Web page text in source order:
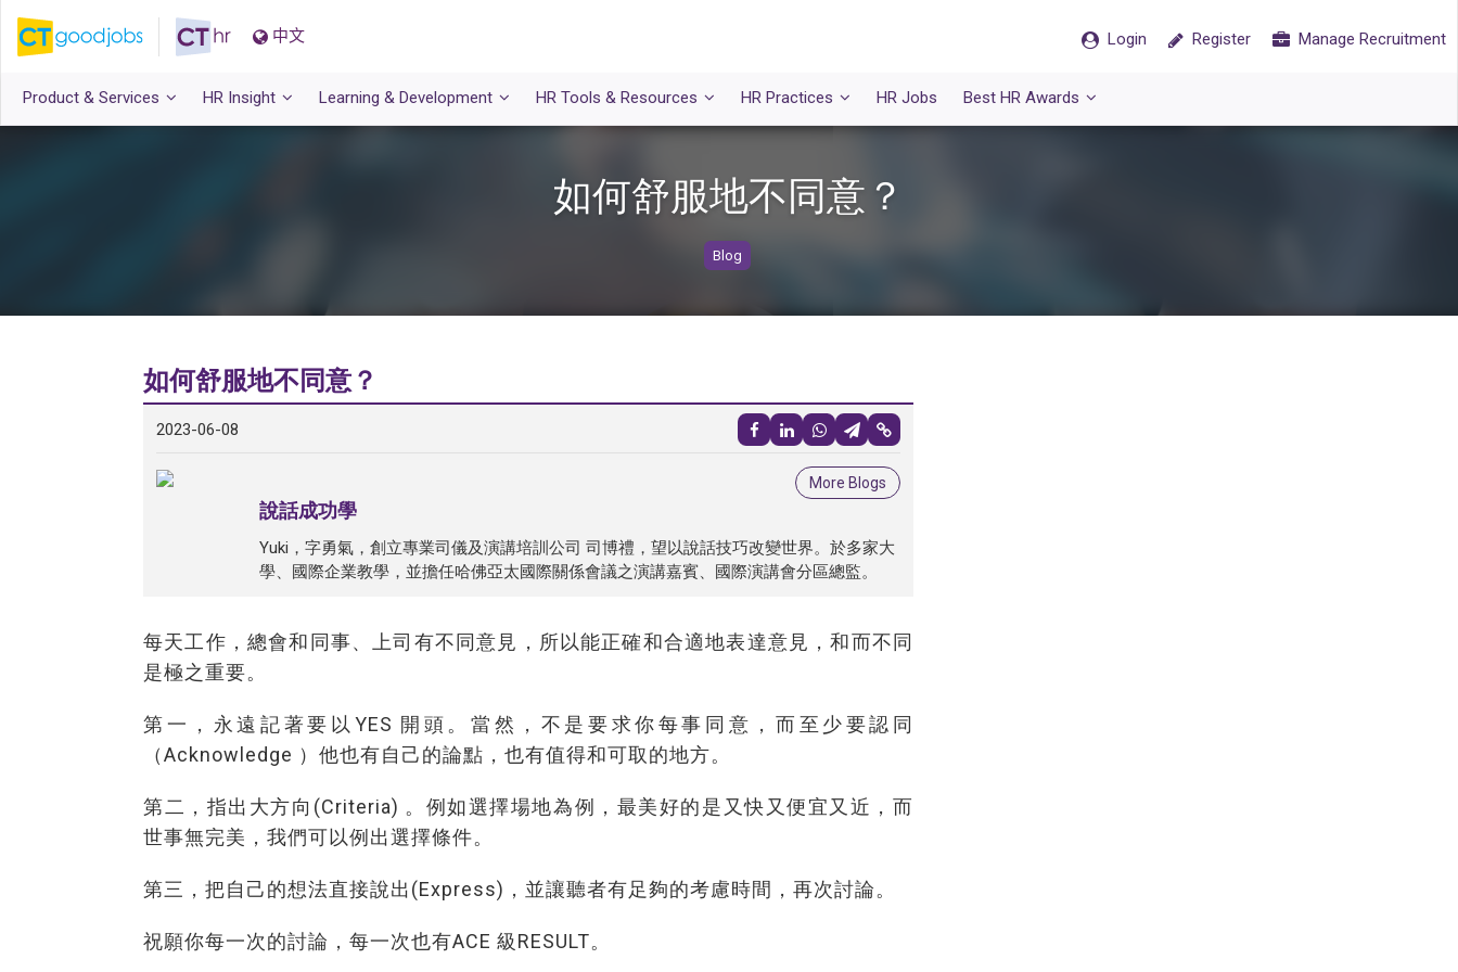
中文 Login Register Manage Recruitment
Product & Services HR Insight Learning & Development HR Tools & Resources HR Practices HR Jobs Best HR Awards
如何舒服地不同意？
Blog
如何舒服地不同意？
2023-06-08
說話成功學
Yuki，字勇氣，創立專業司儀及演講培訓公司 司博禮，望以說話技巧改變世界。於多家大
學、國際企業教學，並擔任哈佛亞太國際關係會議之演講嘉賓、國際演講會分區總監。
More Blogs
每天工作，總會和同事、上司有不同意見，所以能正確和合適地表達意見，和而不同
是極之重要。
第一，永遠記著要以YES 開頭。當然，不是要求你每事同意，而至少要認同
（Acknowledge ）他也有自己的論點，也有值得和可取的地方。
第二，指出大方向(Criteria) 。例如選擇場地為例，最美好的是又快又便宜又近，而
世事無完美，我們可以例出選擇條件。
第三，把自己的想法直接說出(Express)，並讓聽者有足夠的考慮時間，再次討論。
祝願你每一次的討論，每一次也有ACE 級RESULT。